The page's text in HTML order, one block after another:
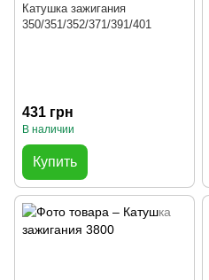
Катушка зажигания
350/351/352/371/391/401
431 грн
В наличии
Купить